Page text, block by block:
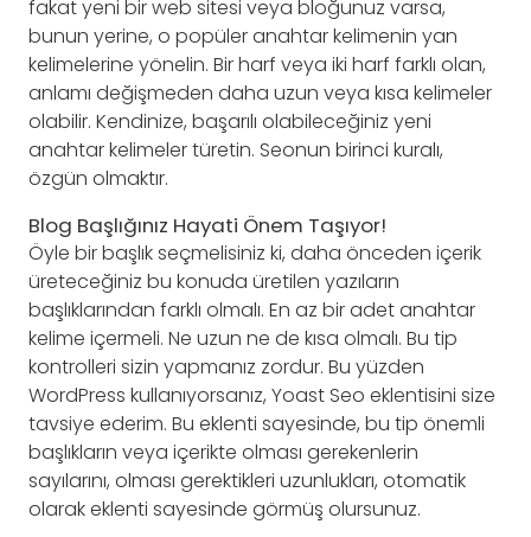
fakat yeni bir web sitesi veya bloğunuz varsa,
bunun yerine, o popüler anahtar kelimenin yan
kelimelerine yönelin. Bir harf veya iki harf farklı olan,
anlamı değişmeden daha uzun veya kısa kelimeler
olabilir. Kendinize, başarılı olabileceğiniz yeni
anahtar kelimeler türetin. Seonun birinci kuralı,
özgün olmaktır.
Blog Başlığınız Hayati Önem Taşıyor!
Öyle bir başlık seçmelisiniz ki, daha önceden içerik
üreteceğiniz bu konuda üretilen yazıların
başlıklarından farklı olmalı. En az bir adet anahtar
kelime içermeli. Ne uzun ne de kısa olmalı. Bu tip
kontrolleri sizin yapmanız zordur. Bu yüzden
WordPress kullanıyorsanız, Yoast Seo eklentisini size
tavsiye ederim. Bu eklenti sayesinde, bu tip önemli
başlıkların veya içerikte olması gerekenlerin
sayılarını, olması gerektikleri uzunlukları, otomatik
olarak eklenti sayesinde görmüş olursunuz.